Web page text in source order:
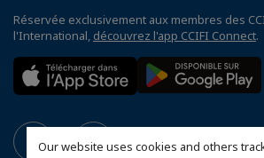
Our website uses cookies and others
Réservée exclusivement aux membres des
l'International, découvrez l'app CCIFI Connect.